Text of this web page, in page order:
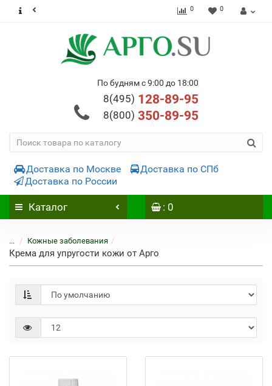
0 0
По будням с 9:00 до 18:00
8(495) 128-89-95
8(800) 350-89-95
Доставка по Москве
Доставка по СПб
Доставка по России
Каталог : 0
... Кожные заболевания
Крема для упругости кожи от Арго